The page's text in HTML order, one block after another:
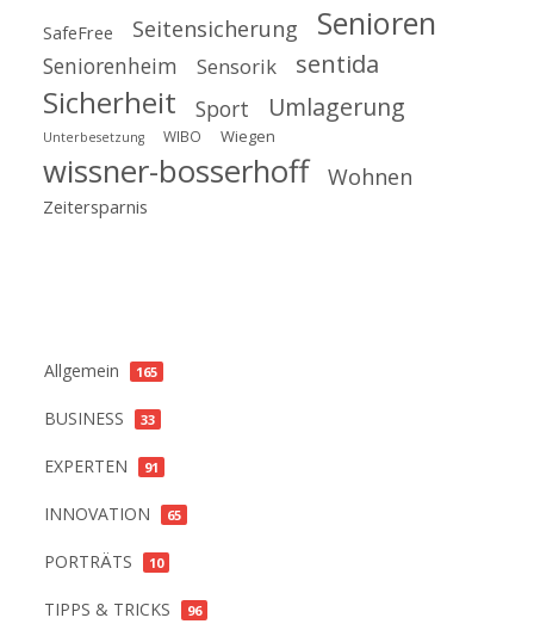
SafeFree Seitensicherung Senioren
Seniorenheim Sensorik sentida
Sicherheit Sport Umlagerung
Unterbesetzung WIBO Wiegen
wissner-bosserhoff Wohnen
Zeitersparnis
Allgemein 165
BUSINESS 33
EXPERTEN 91
INNOVATION 65
PORTRÄTS 10
TIPPS & TRICKS 96